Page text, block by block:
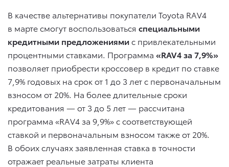
В качестве альтернативы покупатели Toyota RAV4
в марте смогут воспользоваться специальными
кредитными предложениямис привлекательными
процентными ставками. Программа «RAV4 за 7,9%»
позволяет приобрести кроссовер в кредит по ставке
7,9% годовых на срок от 1 до 3 лет с первоначальным
взносом от 20%. На более длительные сроки
кредитования — от 3 до 5 лет — рассчитана
программа «RAV4 за 9,9%» с соответствующей
ставкой и первоначальным взносом также от 20%.
В обоих случаях заявленная ставка в точности
отражает реальные затраты клиента